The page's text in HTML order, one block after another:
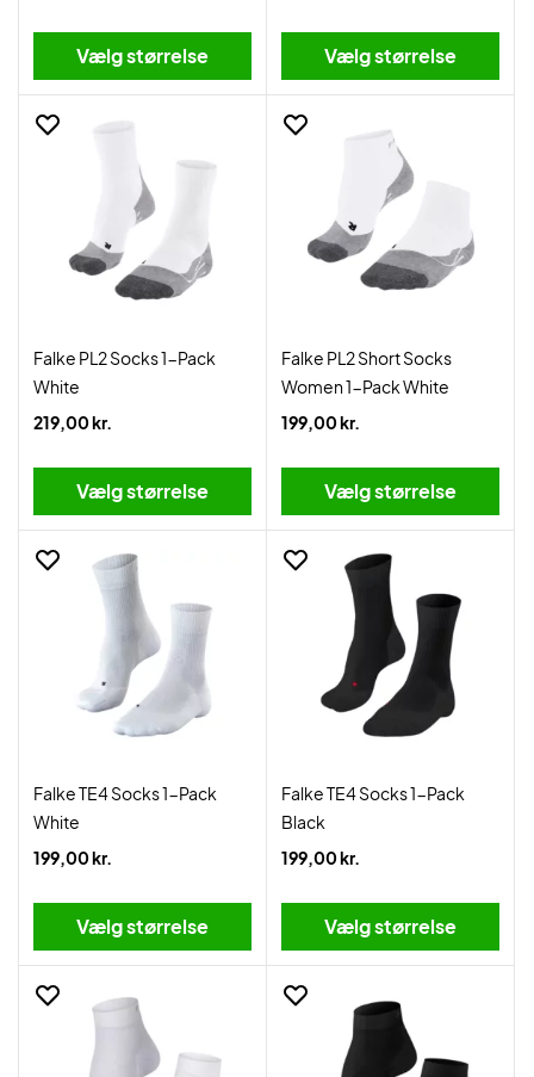
Vælg størrelse Vælg størrelse
Falke PL2 Socks 1-Pack
White
219,00 kr.
Vælg størrelse
Falke PL2 Short Socks
Women 1-Pack White
199,00 kr.
Vælg størrelse
Falke TE4 Socks 1-Pack
White
199,00 kr.
Vælg størrelse
Falke TE4 Socks 1-Pack
Black
199,00 kr.
Vælg størrelse